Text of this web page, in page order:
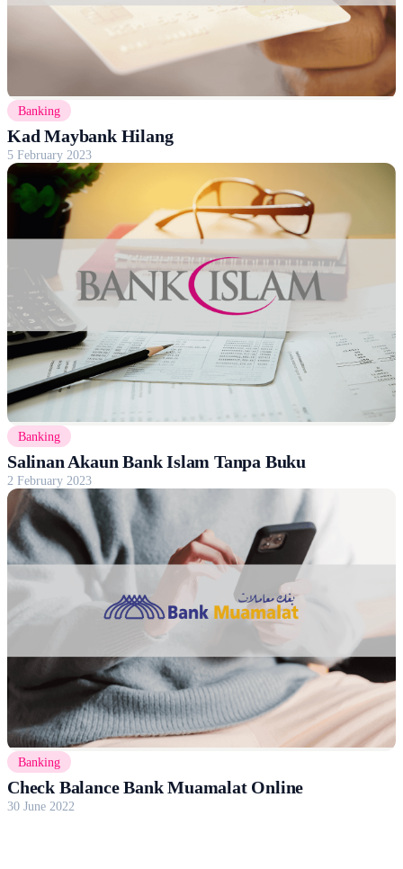
Banking
Kad Maybank Hilang
5 February 2023
Banking
Salinan Akaun Bank Islam Tanpa Buku
2 February 2023
Banking
Check Balance Bank Muamalat Online
30 June 2022